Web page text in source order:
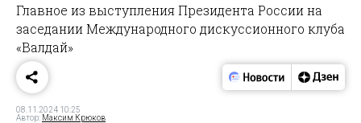
Главное из выступления Президента России на
заседании Международного дискуссионного клуба
«Валдай»
08.11.2024 10:25
Автор: Максим Крюков